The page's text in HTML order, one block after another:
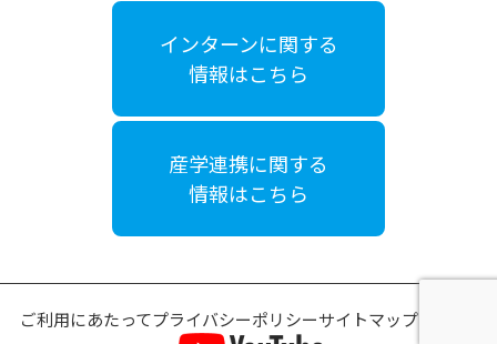
インターンに関する
情報はこちら
産学連携に関する
情報はこちら
ご利用にあたってプライバシーポリシーサイトマップDX計画